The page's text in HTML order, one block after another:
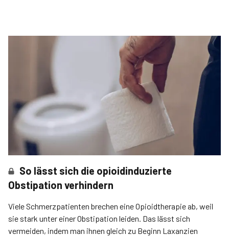
So lässt sich die opioidinduzierte
Obstipation verhindern
Viele Schmerzpatienten brechen eine Opioidtherapie ab, weil
sie stark unter einer Obstipation leiden. Das lässt sich
vermeiden, indem man ihnen gleich zu Beginn Laxanzien